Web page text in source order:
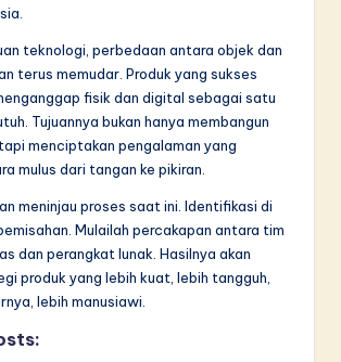
teknologi, perbedaan antara objek dan
terus memudar. Produk yang sukses
fisik dan digital sebagai satu
Tujuannya bukan hanya membangun
menciptakan pengalaman yang
mulus dari tangan ke pikiran.
meninjau proses saat ini. Identifikasi di
Mulailah percakapan antara tim
dan perangkat lunak. Hasilnya akan
produk yang lebih kuat, lebih tangguh,
lebih manusiawi.